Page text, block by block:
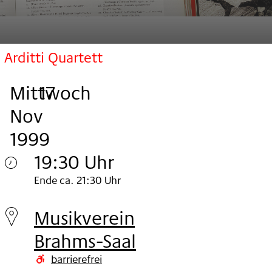
Arditti Quartett
Mittwoch
, 17
.
Nov
1999
.
19:30 Uhr
Mittwoch
17.
Nov
1999
Ende ca. 21:30 Uhr
Musikverein
Brahms-Saal
barrierefrei